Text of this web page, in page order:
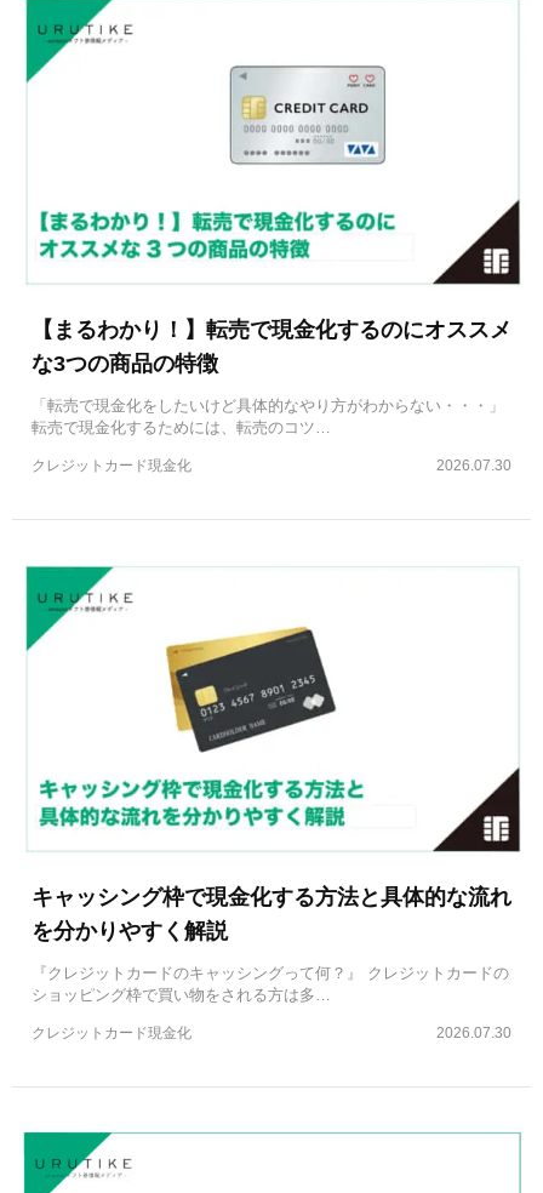
【まるわかり！】転売で現金化するのにオススメ
な3つの商品の特徴
「転売で現金化をしたいけど具体的なやり方がわからない・・・」
転売で現金化するためには、転売のコツ…
2026.07.30
クレジットカード現金化
キャッシング枠で現金化する方法と具体的な流れ
を分かりやすく解説
『クレジットカードのキャッシングって何？』 クレジットカードの
ショッピング枠で買い物をされる方は多…
2026.07.30
クレジットカード現金化